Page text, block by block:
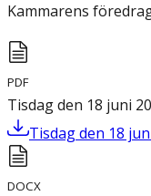
Kammarens
PDF
Tisdag den 18 juni
Tisdag den 18
DOCX